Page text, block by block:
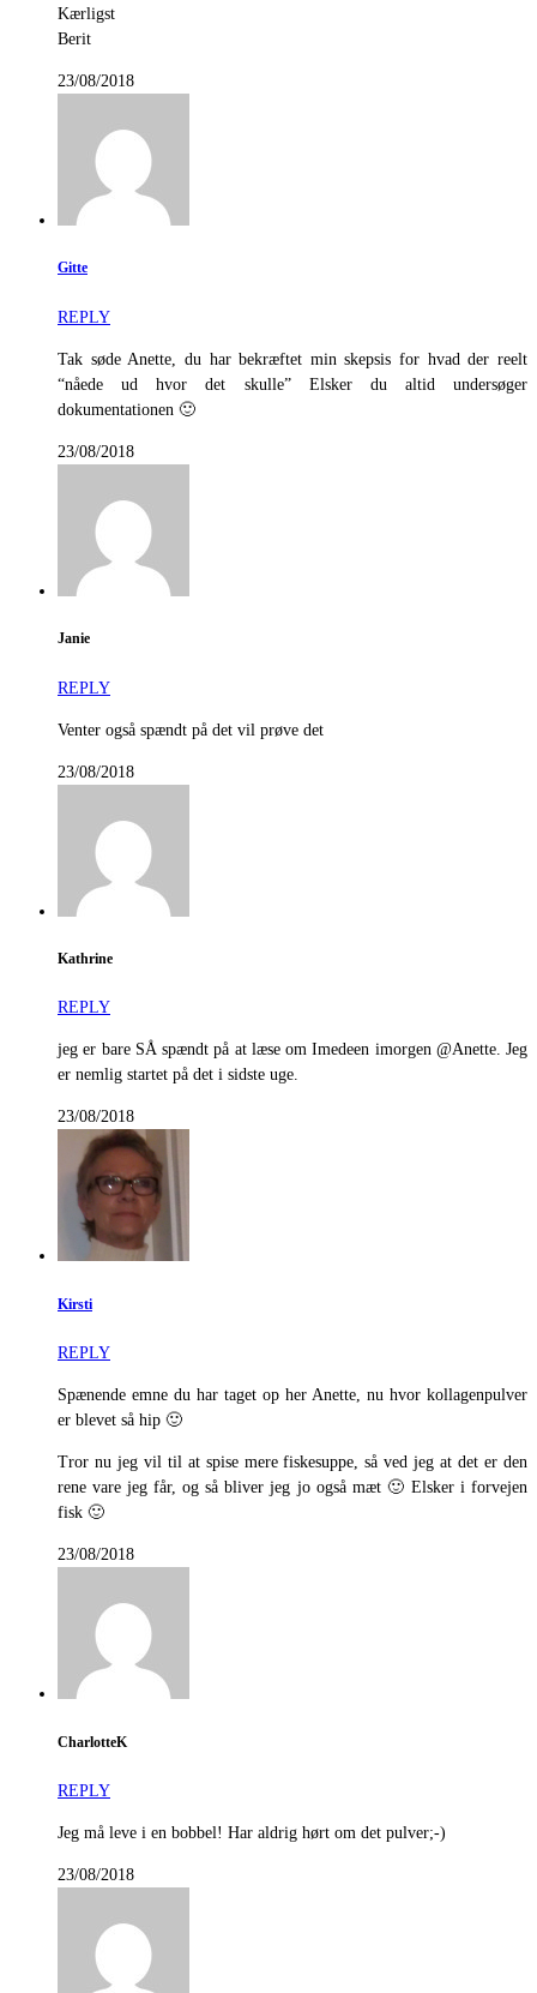
Kærligst
Berit
23/08/2018
Gitte
REPLY
Tak søde Anette, du har bekræftet min skepsis for hvad der reelt
“nåede ud hvor det skulle” Elsker du altid undersøger
dokumentationen 🙂
23/08/2018
Janie
REPLY
Venter også spændt på det vil prøve det
23/08/2018
Kathrine
REPLY
jeg er bare SÅ spændt på at læse om Imedeen imorgen @Anette. Jeg
er nemlig startet på det i sidste uge.
23/08/2018
Kirsti
REPLY
Spænende emne du har taget op her Anette, nu hvor kollagenpulver
er blevet så hip 🙂
Tror nu jeg vil til at spise mere fiskesuppe, så ved jeg at det er den
rene vare jeg får, og så bliver jeg jo også mæt 🙂 Elsker i forvejen
fisk 🙂
23/08/2018
CharlotteK
REPLY
Jeg må leve i en bobbel! Har aldrig hørt om det pulver;-)
23/08/2018